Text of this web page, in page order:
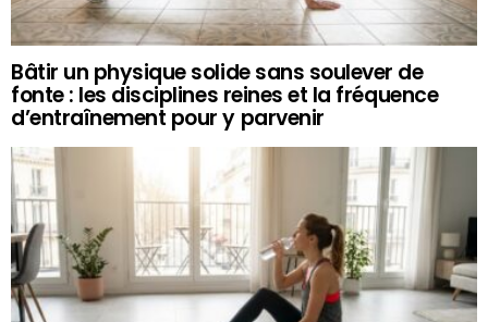
Bâtir un physique solide sans soulever de
fonte : les disciplines reines et la fréquence
d’entraînement pour y parvenir